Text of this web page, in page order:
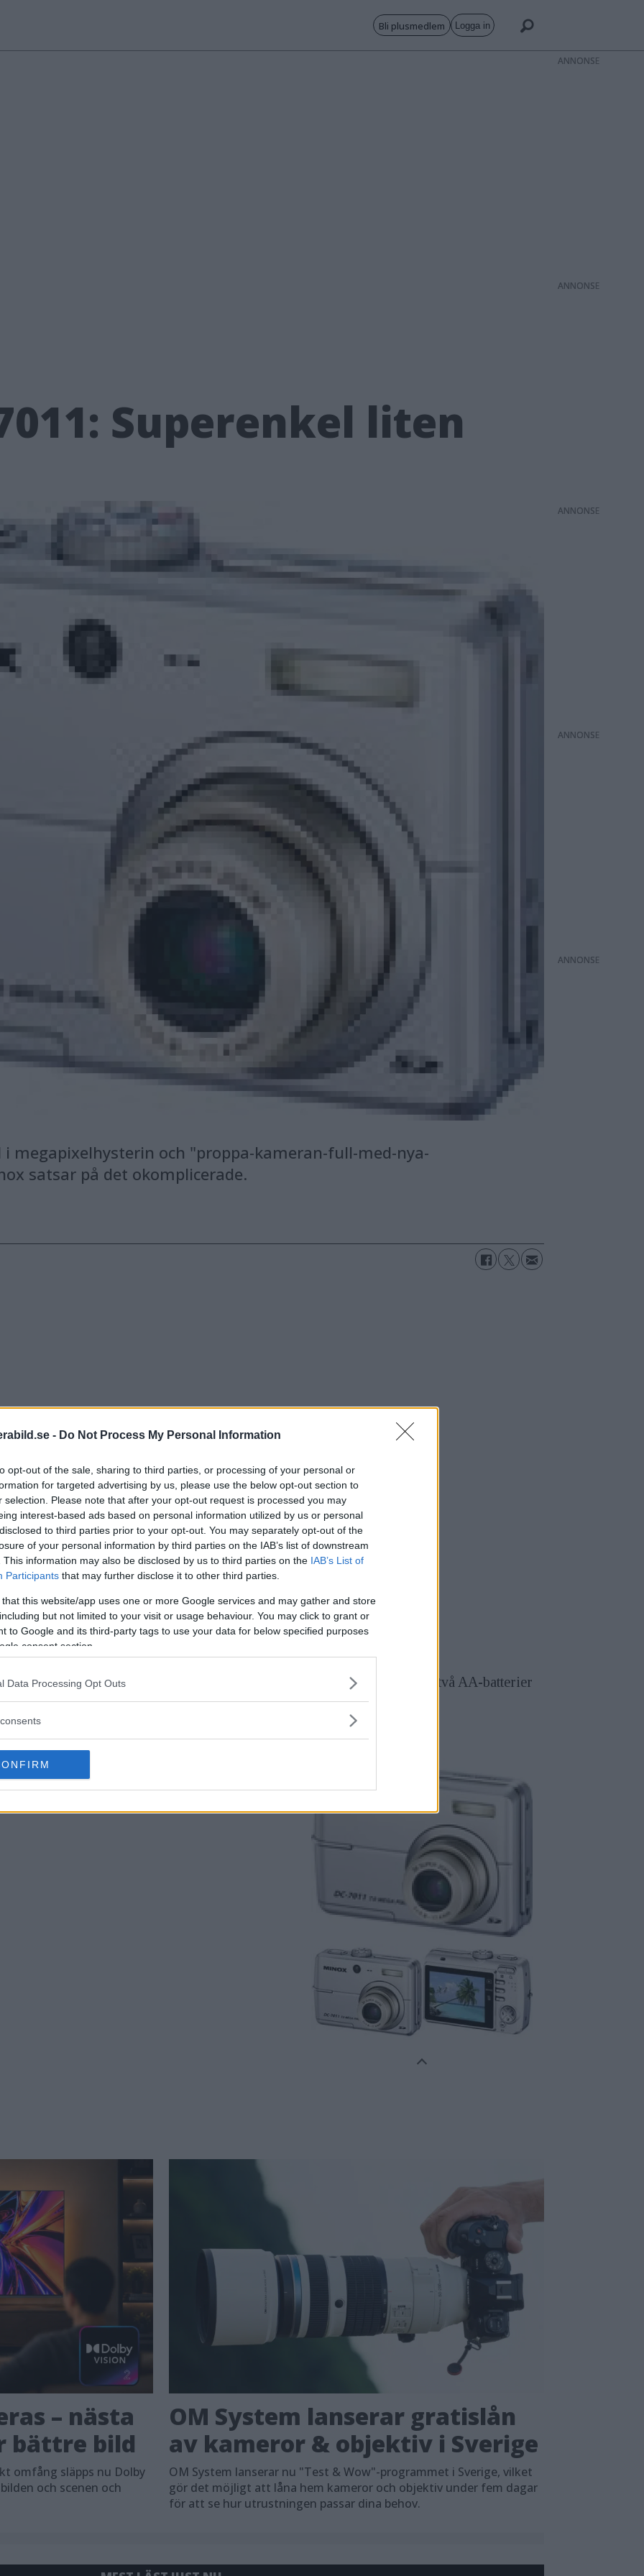
- Do Not Process My Personal Information
opt-out of the sale, sharing to third parties, or processing of your personal or
for targeted advertising by us, please use the below opt-out section to
selection. Please note that after your opt-out request is processed you may
interest-based ads based on personal information utilized by us or personal
to third parties prior to your opt-out. You may separately opt-out of the
of your personal information by third parties on the IAB’s list of downstream
This information may also be disclosed by us to third parties on the IAB’s List of
Participants that may further disclose it to other third parties.
that this website/app uses one or more Google services and may gather and store
but not limited to your visit or usage behaviour. You may click to grant or
to Google and its third-party tags to use your data for below specified purposes
consent section.
Data Processing Opt Outs
Bli plusmedlem Logga in
Superenkel liten
megapixelhysterin och "proppa-kameran-full-med-nya-
satsar på det okomplicerade.
med tre gånger optisk zoom och en 2,5 tum stor skärm. Den drivs av två AA-batterier
till två gigabyte.
– nästa
bättre bild
omfång släpps nu Dolby
och scenen och
OM System lanserar gratislån
av kameror & objektiv i Sverige
OM System lanserar nu "Test & Wow"-programmet i Sverige, vilket
gör det möjligt att låna hem kameror och objektiv under fem dagar
för att se hur utrustningen passar dina behov.
ANNONS
ANNONS
ANNONS
ANNONS
ANNONS